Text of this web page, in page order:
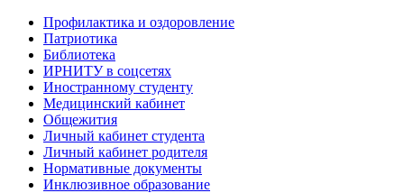
Профилактика и оздоровление
Патриотика
Библиотека
ИРНИТУ в соцсетях
Иностранному студенту
Медицинский кабинет
Общежития
Личный кабинет студента
Личный кабинет родителя
Нормативные документы
Инклюзивное образование